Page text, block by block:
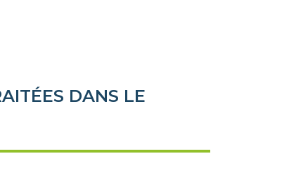
DANS LE